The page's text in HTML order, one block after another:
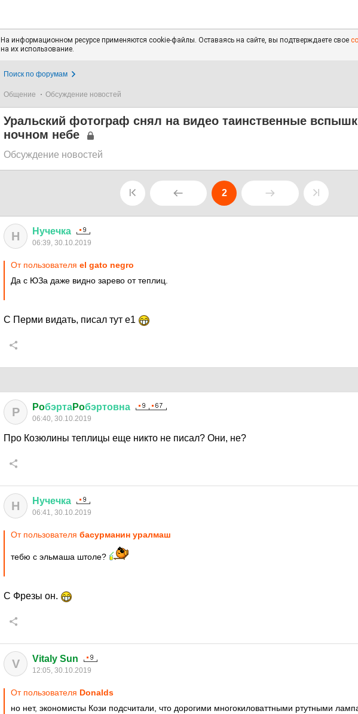
На информационном ресурсе применяются cookie-файлы. Оставаясь на сайте, вы подтверждаете свое
на их использование.
Поиск по форумам
Общение Обсуждение новостей
Уральский фотограф снял на видео таинственные
ночном небе
Обсуждение новостей
2
Н Нучечка
06:39, 30.10.2019
От пользователя el gato negro
Да с ЮЗа даже видно зарево от теплиц.
С Перми видать, писал тут е1
P PoбэртаPoбэртовна
06:40, 30.10.2019
Про Козюлины теплицы еще никто не писал? Они, не?
Н Нучечка
06:41, 30.10.2019
От пользователя басурманин уралмаш
тебю с эльмаша штоле?
С Фрезы он.
V Vitaly Sun
12:05, 30.10.2019
От пользователя Donalds
но нет, экономисты Кози подсчитали, что дорогими многокиловаттными ртутными